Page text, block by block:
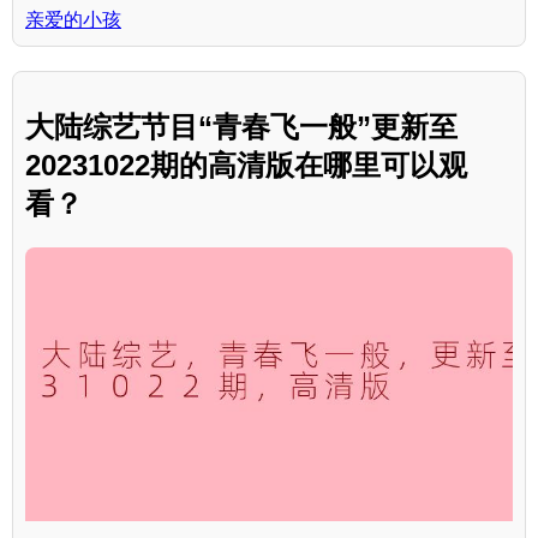
亲爱的小孩
大陆综艺节目“青春飞一般”更新至
20231022期的高清版在哪里可以观
看？